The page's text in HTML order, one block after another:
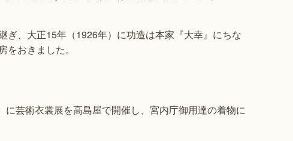
、大正15年（1926年）に功造は本家『大幸』にちな
おきました。
芸術衣裳展を高島屋で開催し、宮内庁御用達の着物に